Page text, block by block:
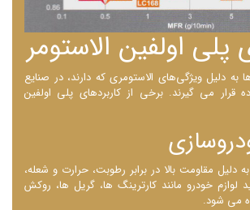
پلی اولفین الاستومر
به دلیل ویژگی‌های الاستومری که دارند، در صنایع
قرار می‌ گیرند. برخی از کاربردهای پلی اولفین
دلیل مقاومت بالا در برابر رطوبت، حرارت و شعله،
لوازم خودرو مانند کارترینگ‌ ها، گریل ‌ها، روکش
می ‌شود.